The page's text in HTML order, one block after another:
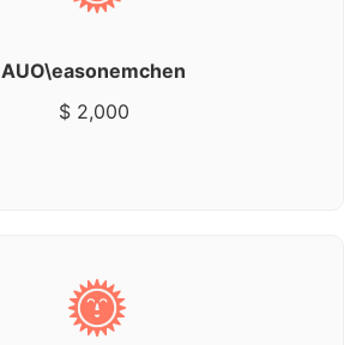
AUO\easonemchen
$ 2,000